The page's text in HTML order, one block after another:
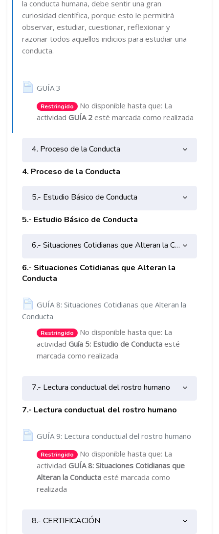
la conducta humana, debe sentir una gran
curiosidad científica, porque esto le permitirá
observar, estudiar, cuestionar, reflexionar y
razonar todos aquellos indicios para estudiar una
conducta.
GUÍA 3
Restringido
No disponible hasta que: La
actividad GUÍA 2 esté marcada como realizada
4. Proceso de la Conducta
4. Proceso de la Conducta
5.- Estudio Básico de Conducta
5.- Estudio Básico de Conducta
6.- Situaciones Cotidianas que Alteran la Conducta
6.- Situaciones Cotidianas que Alteran la
Conducta
GUÍA 8: Situaciones Cotidianas que Alteran la
Conducta
Restringido
No disponible hasta que: La
actividad Guía 5: Estudio de Conducta esté
marcada como realizada
7.- Lectura conductual del rostro humano
7.- Lectura conductual del rostro humano
GUÍA 9: Lectura conductual del rostro humano
Restringido
No disponible hasta que: La
actividad GUÍA 8: Situaciones Cotidianas que
Alteran la Conducta esté marcada como
realizada
8.- CERTIFICACIÓN